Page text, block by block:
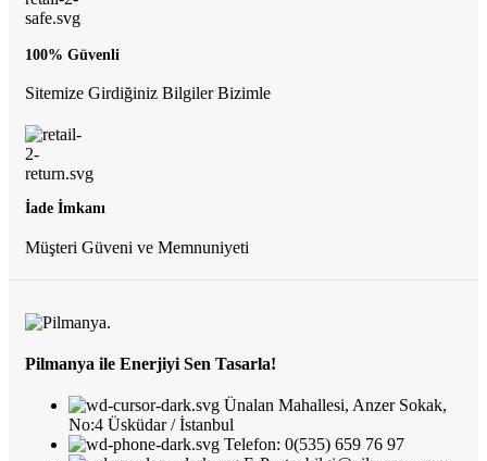
100% Güvenli
Sitemize Girdiğiniz Bilgiler Bizimle
İade İmkanı
Müşteri Güveni ve Memnuniyeti
Pilmanya ile Enerjiyi Sen Tasarla!
Ünalan Mahallesi, Anzer Sokak,
No:4 Üsküdar / İstanbul
Telefon: 0(535) 659 76 97